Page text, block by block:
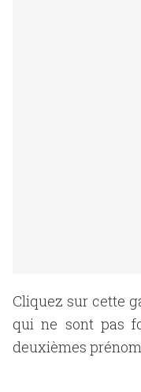
Cliquez sur cette
qui ne sont pas
deuxièmes